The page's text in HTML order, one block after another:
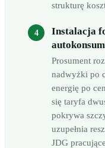
strukturę
Instalacja
Prosument
nadwyżki po
energię po
się taryfa
pokrywa
uzupełnia
JDG